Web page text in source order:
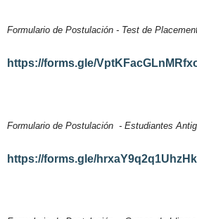
Formulario de Postulación - Test de
https://forms.gle/
Formulario de Postulación - Estudiantes
https://forms.gle/